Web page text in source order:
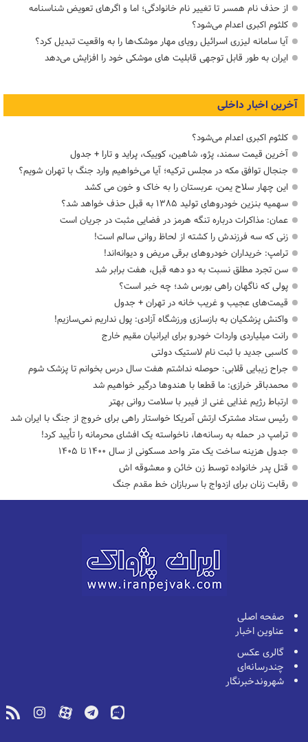
از حذف نام همسر تا تغییر نام خانوادگی؛ اما و اگرهای تعویض شناسنامه
کلثوم اکبری اعدام می‌شود؟
آیا سامانه لیزری اسرائیل رویای مهار موشک‌ها را به واقعیت تبدیل کرد؟
ایران به طور قابل توجهی قابلیت های موشکی خود را افزایش می‌دهد
آخرین اخبار داخلی
کلثوم اکبری اعدام می‌شود؟
آخرین قیمت سمند، پژو، شاهین، کوییک، پراید و تارا + جدول
جنجال توافق مکه در مجلس ترکیه؛ آیا می‌خواهیم وارد جنگ با تهران شویم؟
این چهار سلاح یمن، عربستان را به خاک و خون می کشد
سهمیه بنزین خودروهای تولید ۱۳۸۵ به قبل حذف خواهد شد؟
عمان: مذاکرات درباره تنگه هرمز در فضایی مثبت در جریان است
زنی که سه فرزندش را کشته از لحاظ روانی سالم است!
ترامپ: خریداران خودروهای برقی مریض و دیوانه‌اند!
سن تجرد مطلق نسبت به دو دهه قبل، هفت برابر شد
پولی که ناگهان راهی بورس شد؛ چه خبر است؟
قیمت‌های عجیب و غریب خانه در تهران + جدول
واکنش پزشکیان به بازسازی ورزشگاه آزادی: پول نداریم نمی‌سازیم!
رانت میلیاردی واردات خودرو برای ایرانیان مقیم خارج
کاسبی جدید با ثبت نام لاستیک دولتی
جراح زیبایی قلابی: حوصله نداشتم هفت سال درس بخوانم تا پزشک شوم
محمدباقر خرازی: ما قطعا با هندوها درگیر خواهیم شد
ارتباط رژیم غذایی غنی از فیبر با سلامت روانی بهتر
رئیس ستاد مشترک ارتش آمریکا خواستار راهی برای خروج از جنگ با ایران شد
ترامپ در حمله‌ به رسانه‌ها، ناخواسته یک افشای محرمانه را تأیید کرد!
جدول هزینه ساخت یک متر واحد مسکونی از سال ۱۴۰۰ تا ۱۴۰۵
قتل پدر خانواده توسط زن خائن و معشوقه اش
رقابت زنان برای ازدواج با سربازان خط مقدم جنگ
صفحه اصلی
عناوین اخبار
گالری عکس
چندرسانه‌ای
شهروندخبرنگار